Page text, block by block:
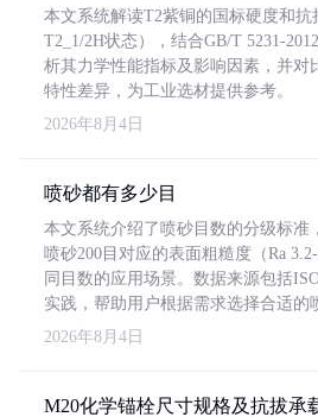
本文系统解读T2紫铜的国标硬度和抗
T2_1/2H状态），结合GB/T 5231-
析其力学性能指标及影响因素，并对
特性差异，为工业选材提供参考。
2026年8月4日
喷砂都有多少目
本文系统介绍了喷砂目数的分级标准
喷砂200目对应的表面粗糙度（Ra
同目数的应用场景。数据来源包括
实践，帮助用户根据需求选择合适的
2026年8月4日
M20化学锚栓尺寸规格及抗拔承